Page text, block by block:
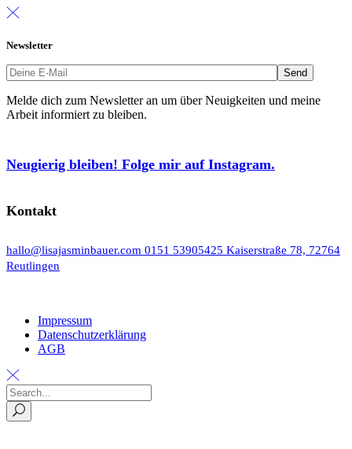
Newsletter
Melde dich zum Newsletter an um über Neuigkeiten und meine
Arbeit informiert zu bleiben.
Neugierig bleiben! Folge mir auf Instagram.
Kontakt
hallo@lisajasminbauer.com 0151 53905425 Kaiserstraße 78, 72764
Reutlingen
Impressum
Datenschutzerklärung
AGB